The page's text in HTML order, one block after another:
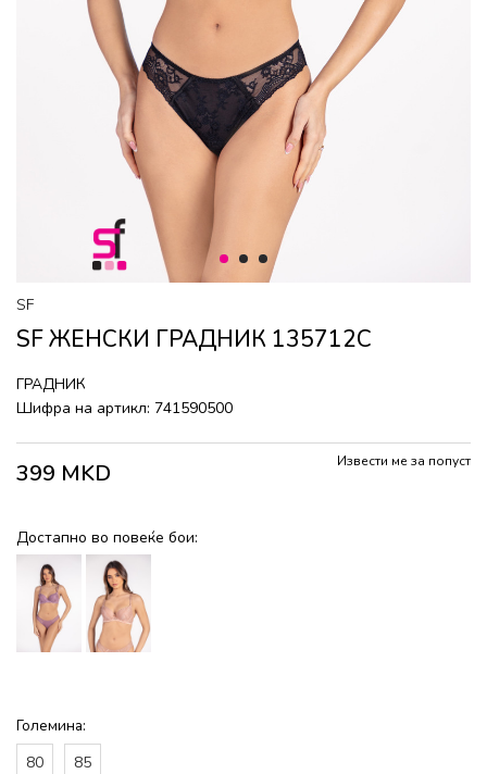
1 2 3
SF
SF ЖЕНСКИ ГРАДНИК 135712C
ГРАДНИК
Шифра на артикл: 741590500
399 MKD Извести ме за попуст
Достапно во повеќе бои:
Големина:
80
85